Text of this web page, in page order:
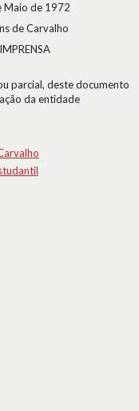
Maio de 1972
de Carvalho
IMPRENSA
parcial, deste documento
da entidade